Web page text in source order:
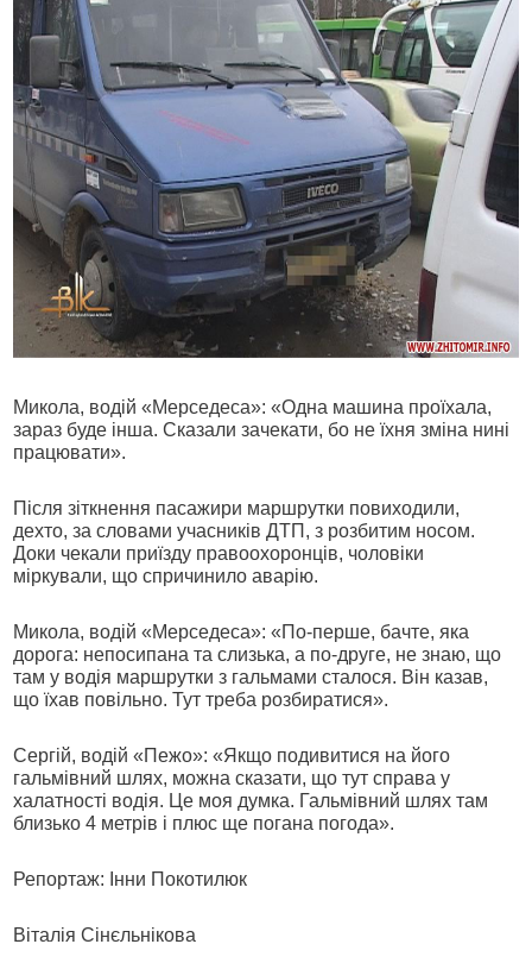
Микола, водій «Мерседеса»: «Одна машина проїхала,
зараз буде інша. Сказали зачекати, бо не їхня зміна нині
працювати».
Після зіткнення пасажири маршрутки повиходили,
дехто, за словами учасників ДТП, з розбитим носом.
Доки чекали приїзду правоохоронців, чоловіки
міркували, що спричинило аварію.
Микола, водій «Мерседеса»: «По-перше, бачте, яка
дорога: непосипана та слизька, а по-друге, не знаю, що
там у водія маршрутки з гальмами сталося. Він казав,
що їхав повільно. Тут треба розбиратися».
Сергій, водій «Пежо»: «Якщо подивитися на його
гальмівний шлях, можна сказати, що тут справа у
халатності водія. Це моя думка. Гальмівний шлях там
близько 4 метрів і плюс ще погана погода».
Репортаж: Інни Покотилюк
Віталія Сінєльнікова